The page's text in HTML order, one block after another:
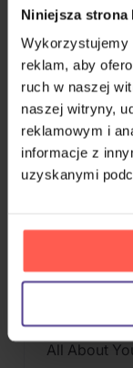
Niniejsza
Wykorzystujemy
reklam, aby
ruch w naszej
naszej witryny,
reklamowym i
informacje z
uzyskanymi
format
specyficzne
W czasie
Seonghwa,
Jongho.
UTWORY
Deja Vu
All About